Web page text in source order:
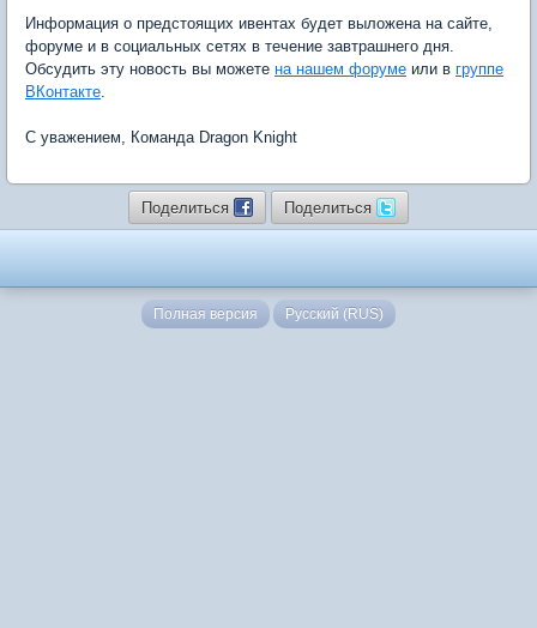
Информация о предстоящих ивентах будет выложена на сайте,
форуме и в социальных сетях в течение завтрашнего дня.
Обсудить эту новость вы можете на нашем форуме или в группе
ВКонтакте.
С уважением, Команда Dragon Knight
Поделиться Поделиться
Полная версия Русский (RUS)